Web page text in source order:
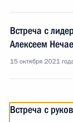
Встреча с
Алексеем
15 октября 2021
Встреча с